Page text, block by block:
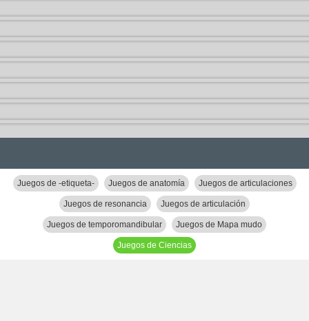
Juegos de -etiqueta- Juegos de anatomía Juegos de articulaciones
Juegos de resonancia Juegos de articulación
Juegos de temporomandibular Juegos de Mapa mudo
Juegos de Ciencias